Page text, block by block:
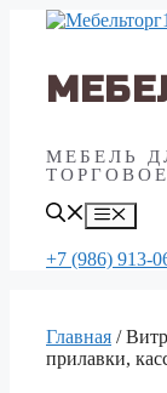
Перейти
МЕБЕЛЬ
Меню
+7 (986) 913-
Главная /
прилавки,